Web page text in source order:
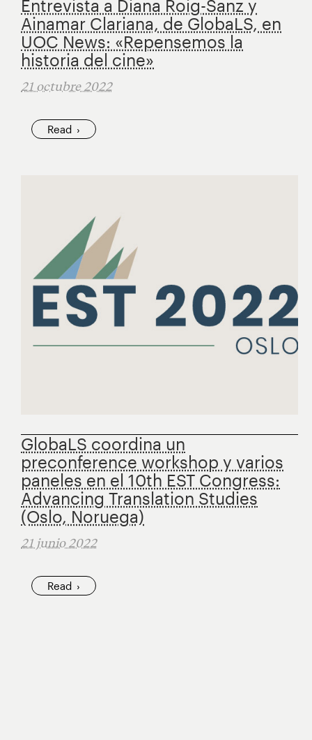
Entrevista a Diana Roig-Sanz y
Ainamar Clariana, de GlobaLS, en
UOC News: «Repensemos la
historia del cine»
21 octubre 2022
Read
GlobaLS coordina un
preconference workshop y varios
paneles en el 10th EST Congress:
Advancing Translation Studies
(Oslo, Noruega)
21 junio 2022
Read